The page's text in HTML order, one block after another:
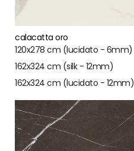
calacatta oro
120x278 cm (lucidato - 6mm)
162x324 cm (silk - 12mm)
162x324 cm (lucidato - 12mm)